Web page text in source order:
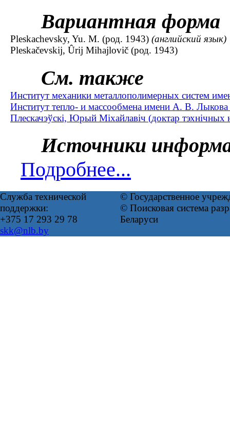
Вариантная форма
Pleskachevsky, Yu. M. (род. 1943) (английский язык)
Pleskačevskij, Ûrij Mihajlovič (род. 1943)
См. также
Институт механики металлополимерных систем
Институт тепло- и массообмена имени А. В.
Плескачэўскі, Юрый Міхайлавіч (доктар тэхнічных
Источники
Подробнее...
Служба технической
поддержки:
+375 17 293 29 78
skk@nlb.by
© Государственное
© Поисковая система
Беларуси